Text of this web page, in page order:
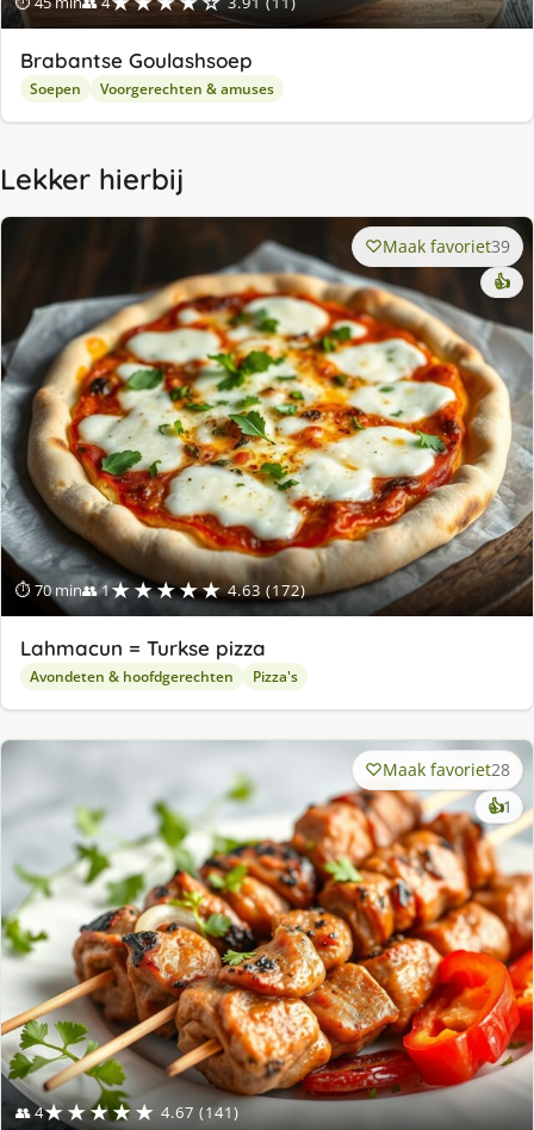
Brabantse Goulashsoep
Soepen Voorgerechten & amuses
Lekker hierbij
⏱ 70 min👥 1★★★★★ 4.63 (172)
Maak favoriet39
👍
Lahmacun = Turkse pizza
Avondeten & hoofdgerechten Pizza's
👥 4★★★★★ 4.67 (141)
Maak favoriet28
👍1